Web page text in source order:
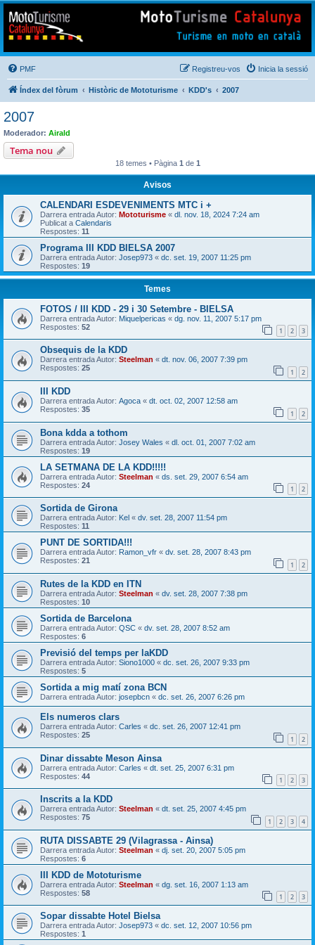
Mototurisme
Turisme en moto en català
PMF Inicia la sessió
Registreu-vos
Índex del fòrum Històric de Mototurisme KDD's 2007
2007
Moderador: Airald
Tema nou
18 temes • Pàgina 1 de 1
Avisos
CALENDARI ESDEVENIMENTS MTC i +
Darrera entrada Autor: Mototurisme « dl. nov. 18, 2024 7:24 am
Publicat a Calendaris
Respostes: 11
Programa III KDD BIELSA 2007
Darrera entrada Autor: Josep973 « dc. set. 19, 2007 11:25 pm
Respostes: 19
Temes
FOTOS / III KDD - 29 i 30 Setembre - BIELSA
Darrera entrada Autor: Miquelpericas « dg. nov. 11, 2007 5:17 pm
Respostes: 52 1 2 3
Obsequis de la KDD
Darrera entrada Autor: Steelman « dt. nov. 06, 2007 7:39 pm
Respostes: 25 1 2
III KDD
Darrera entrada Autor: Agoca « dt. oct. 02, 2007 12:58 am
Respostes: 35 1 2
Bona kdda a tothom
Darrera entrada Autor: Josey Wales « dl. oct. 01, 2007 7:02 am
Respostes: 19
LA SETMANA DE LA KDD!!!!!
Darrera entrada Autor: Steelman « ds. set. 29, 2007 6:54 am
Respostes: 24 1 2
Sortida de Girona
Darrera entrada Autor: Kel « dv. set. 28, 2007 11:54 pm
Respostes: 11
PUNT DE SORTIDA!!!
Darrera entrada Autor: Ramon_vfr « dv. set. 28, 2007 8:43 pm
Respostes: 21 1 2
Rutes de la KDD en ITN
Darrera entrada Autor: Steelman « dv. set. 28, 2007 7:38 pm
Respostes: 10
Sortida de Barcelona
Darrera entrada Autor: QSC « dv. set. 28, 2007 8:52 am
Respostes: 6
Previsió del temps per laKDD
Darrera entrada Autor: Siono1000 « dc. set. 26, 2007 9:33 pm
Respostes: 5
Sortida a mig matí zona BCN
Darrera entrada Autor: josepbcn « dc. set. 26, 2007 6:26 pm
Els numeros clars
Darrera entrada Autor: Carles « dc. set. 26, 2007 12:41 pm
Respostes: 25 1 2
Dinar dissabte Meson Ainsa
Darrera entrada Autor: Carles « dt. set. 25, 2007 6:31 pm
Respostes: 44 1 2 3
Inscrits a la KDD
Darrera entrada Autor: Steelman « dt. set. 25, 2007 4:45 pm
Respostes: 75 1 2 3 4
RUTA DISSABTE 29 (Vilagrassa - Ainsa)
Darrera entrada Autor: Steelman « dj. set. 20, 2007 5:05 pm
Respostes: 6
III KDD de Mototurisme
Darrera entrada Autor: Steelman « dg. set. 16, 2007 1:13 am
Respostes: 58 1 2 3
Sopar dissabte Hotel Bielsa
Darrera entrada Autor: Josep973 « dc. set. 12, 2007 10:56 pm
Respostes: 1